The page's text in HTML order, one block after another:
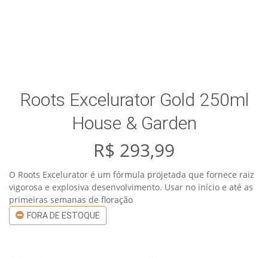
Roots Excelurator Gold 250ml
House & Garden
R$ 293,99
O Roots Excelurator é um fórmula projetada que fornece raiz
vigorosa e explosiva desenvolvimento. Usar no início e até as
primeiras semanas de floração
FORA DE ESTOQUE